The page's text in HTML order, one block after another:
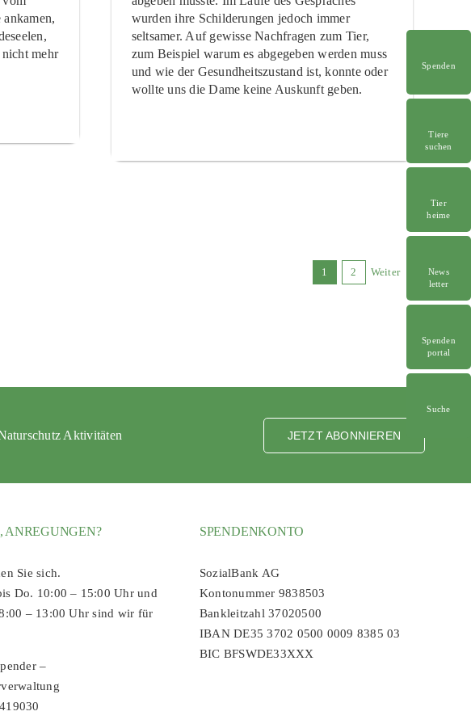
Spenden
Tiere
suchen
Tier
heime
News
letter
Spenden
portal
Suche
nicht mehr
wurden ihre Schilderungen jedoch immer
seltsamer. Auf gewisse Nachfragen zum Tier,
zum Beispiel warum es abgegeben werden muss
und wie der Gesundheitszustand ist, konnte oder
wollte uns die Dame keine Auskunft geben.
1 2 Weiter
Aktivitäten JETZT ABONNIEREN
ANREGUNGEN?
Sie sich.
Do. 10:00 – 15:00 Uhr und
– 13:00 Uhr sind wir für
–
SPENDENKONTO
SozialBank AG
Kontonummer 9838503
Bankleitzahl 37020500
IBAN DE35 3702 0500 0009 8385 03
BIC BFSWDE33XXX